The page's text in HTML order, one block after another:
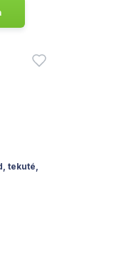
tekuté,